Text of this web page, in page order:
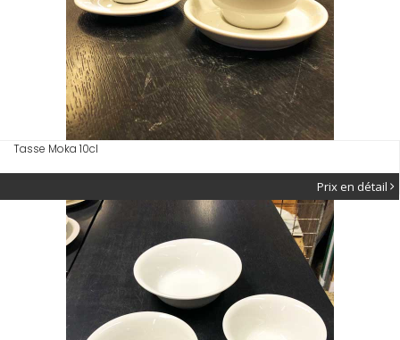
Tasse Moka 10cl
Prix en détail